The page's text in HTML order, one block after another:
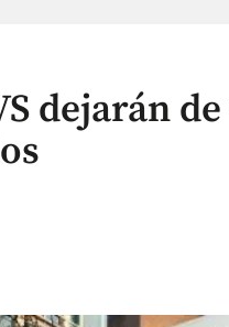
dejarán